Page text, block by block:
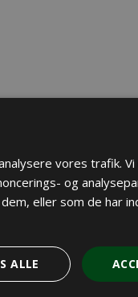
dør, hvis det
det regner lidt om
helt tørre, inden
for lav i
vores trafik.
og
eller som de har
ALLE